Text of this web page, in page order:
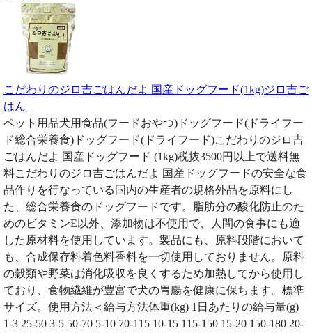
こだわりのジロ吉ごはんだよ 国産ドッグフード(1kg)ジロ吉ご
はん
ペット用品犬用食品(フードおやつ)ドッグフード(ドライフー
ド総合栄養食)ドッグフード(ドライフード)こだわりのジロ吉
ごはんだよ 国産ドッグフード (1kg)税抜3500円以上で送料無
料こだわりのジロ吉ごはんだよ 国産ドッグフードの安全な食
品作りを行なっている国内の生産者の規格外品を原料にし
た、総合栄養食のドッグフードです。脂肪分の酸化防止のた
めのビタミンE以外、添加物は不使用で、人間の食事にも適
した原材料を使用しています。製品にも、原料段階において
も、合成保存料着色料香料を一切使用しておりません。原料
の穀類や野菜は消化吸収を良くするため加熱してから使用し
ており、食物繊維が豊富で犬の胃腸を健康に保ちます。標準
サイズ。使用方法＜給与方法体重(kg) 1日あたりの給与量(g)
1-3 25-50 3-5 50-70 5-10 70-115 10-15 115-150 15-20 150-180 20-